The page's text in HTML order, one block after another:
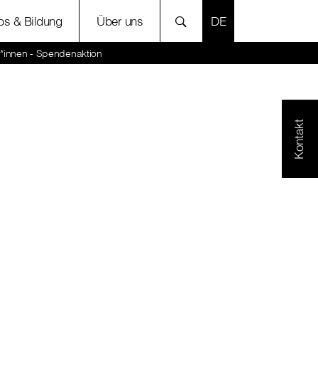
& Bildung Über uns SPRACHE
- Spendenaktion
Kontakt